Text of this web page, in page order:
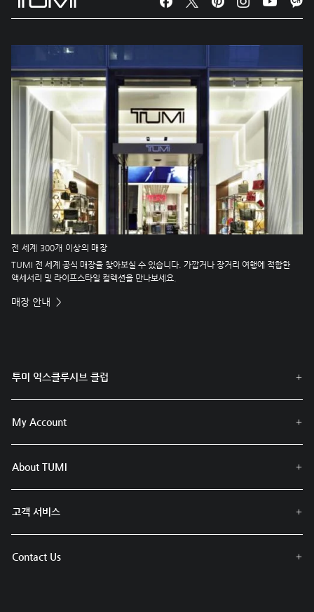
전 세계 300개 이상의 매장
TUMI 전 세계 공식 매장을 찾아보실 수 있습니다. 가깝거나 장거리 여행에 적합한
액세서리 및 라이프스타일 컬렉션을 만나보세요.
매장 안내
투미 익스클루시브 클럽
My Account
About TUMI
고객 서비스
Contact Us